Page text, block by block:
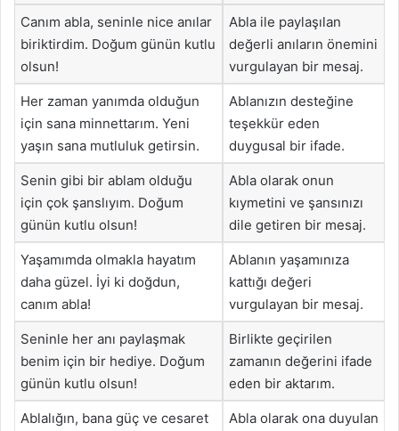
Canım abla, seninle nice anılar
biriktirdim. Doğum günün kutlu
olsun!
Abla ile paylaşılan
değerli anıların önemini
vurgulayan bir mesaj.
Her zaman yanımda olduğun
için sana minnettarım. Yeni
yaşın sana mutluluk getirsin.
Ablanızın desteğine
teşekkür eden
duygusal bir ifade.
Senin gibi bir ablam olduğu
için çok şanslıyım. Doğum
günün kutlu olsun!
Abla olarak onun
kıymetini ve şansınızı
dile getiren bir mesaj.
Yaşamımda olmakla hayatım
daha güzel. İyi ki doğdun,
canım abla!
Ablanın yaşamınıza
kattığı değeri
vurgulayan bir mesaj.
Seninle her anı paylaşmak
benim için bir hediye. Doğum
günün kutlu olsun!
Birlikte geçirilen
zamanın değerini ifade
eden bir aktarım.
Ablalığın, bana güç ve cesaret
Abla olarak ona duyulan